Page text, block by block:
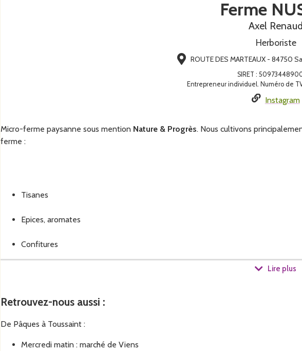
Ferme
Axel Renaud
Herboriste
ROUTE DES MARTEAUX - 84750
SIRET :
Entrepreneur individuel. Numéro de
Instagram
Micro-ferme paysanne sous mention Nature & Progrès. Nous cultivons
ferme :
Tisanes
Epices, aromates
Confitures
Cosmétiques naturels
Lire plus
Retrouvez-nous aussi :
De Pâques à Toussaint :
Mercredi matin : marché de Viens